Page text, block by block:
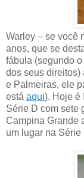
Warley – se você
anos, que se
fábula (segundo
dos seus direitos)
e Palmeiras, ele
está aqui). Hoje é
Série D com sete
Campina Grande
um lugar na Série